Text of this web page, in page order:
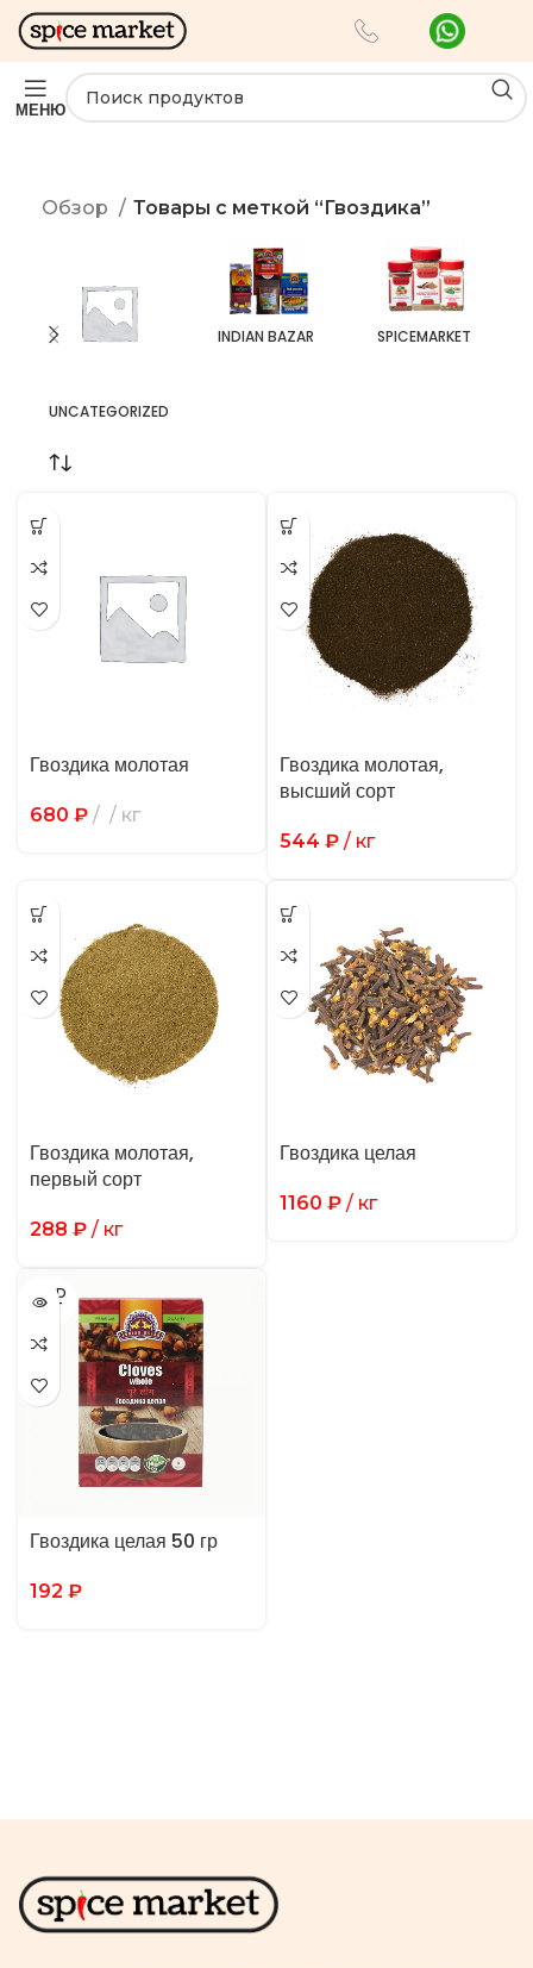
МЕНЮ
Обзор Товары с меткой “Гвоздика”
UNCATEGORIZED
INDIAN BAZAR SPICEMARKET
Гвоздика молотая
680 ₽ / кг
Гвоздика молотая,
высший сорт
544 ₽ / кг
Гвоздика молотая,
первый сорт
288 ₽ / кг
Гвоздика целая
1160 ₽ / кг
SOLD
OUT
Гвоздика целая 50 гр
192 ₽